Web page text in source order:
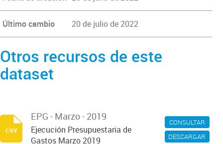
Último cambio 20 de julio de 2022
Otros recursos de este
dataset
CONSULTAR
DESCARGAR
EPG - Marzo - 2019
Ejecución Presupuestaria de
Gastos Marzo 2019
csv